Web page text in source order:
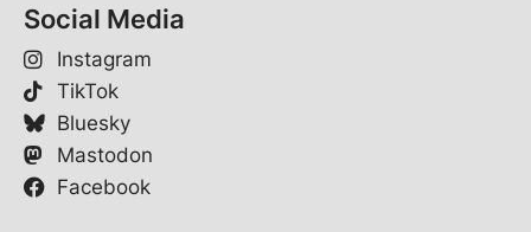
Social Media
Instagram
TikTok
Bluesky
Mastodon
Facebook